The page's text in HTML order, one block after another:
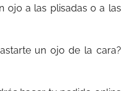
ojo a las plisadas o a las
un ojo de la cara?